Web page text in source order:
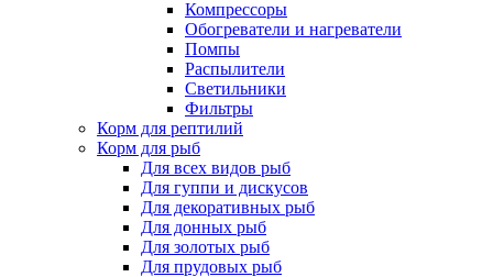
Компрессоры
Обогреватели и нагреватели
Помпы
Распылители
Светильники
Фильтры
Корм для рептилий
Корм для рыб
Для всех видов рыб
Для гуппи и дискусов
Для декоративных рыб
Для донных рыб
Для золотых рыб
Для прудовых рыб